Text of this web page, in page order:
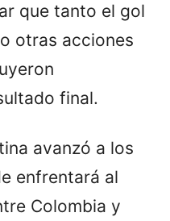
que tanto el gol
otras acciones
final.
avanzó a los
enfrentará al
Colombia y